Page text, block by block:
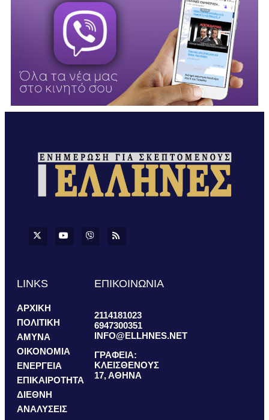
LINKS
ΑΡΧΙΚΗ
ΠΟΛΙΤΙΚΗ
ΑΜΥΝΑ
ΟΙΚΟΝΟΜΙΑ
ΕΝΕΡΓΕΙΑ
ΕΠΙΚΑΙΡΟΤΗΤΑ
ΔΙΕΘΝΗ
ΑΝΑΛΥΣΕΙΣ
ΕΠΙΚΟΙΝΩΝΙΑ
2114181023
6947300351
INFO@ELLHNES.NET
ΓΡΑΦΕΙΑ:
ΚΛΕΙΣΘΕΝΟΥΣ
17, ΑΘΗΝΑ